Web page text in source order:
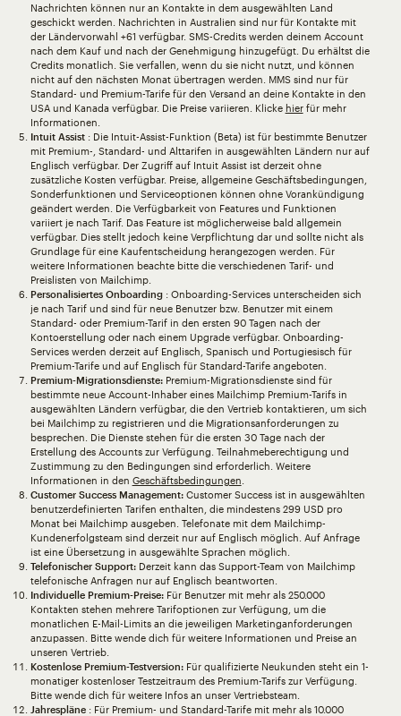
Nachrichten können nur an Kontakte in dem ausgewählten Land
geschickt werden. Nachrichten in Australien sind nur für Kontakte mit
der Ländervorwahl +61 verfügbar. SMS-Credits werden deinem Account
nach dem Kauf und nach der Genehmigung hinzugefügt. Du erhältst die
Credits monatlich. Sie verfallen, wenn du sie nicht nutzt, und können
nicht auf den nächsten Monat übertragen werden. MMS sind nur für
Standard- und Premium-Tarife für den Versand an deine Kontakte in den
USA und Kanada verfügbar. Die Preise variieren. Klicke hierfür mehr
Informationen.
Intuit Assist: Die Intuit-Assist-Funktion (Beta) ist für bestimmte Benutzer
mit Premium-, Standard- und Alttarifen in ausgewählten Ländern nur auf
Englisch verfügbar. Der Zugriff auf Intuit Assist ist derzeit ohne
zusätzliche Kosten verfügbar. Preise, allgemeine Geschäftsbedingungen,
Sonderfunktionen und Serviceoptionen können ohne Vorankündigung
geändert werden. Die Verfügbarkeit von Features und Funktionen
variiert je nach Tarif. Das Feature ist möglicherweise bald allgemein
verfügbar. Dies stellt jedoch keine Verpflichtung dar und sollte nicht als
Grundlage für eine Kaufentscheidung herangezogen werden. Für
weitere Informationen beachte bitte die verschiedenen Tarif- und
Preislisten von Mailchimp.
Personalisiertes Onboarding: Onboarding-Services unterscheiden sich
je nach Tarif und sind für neue Benutzer bzw. Benutzer mit einem
Standard- oder Premium-Tarif in den ersten 90 Tagen nach der
Kontoerstellung oder nach einem Upgrade verfügbar. Onboarding-
Services werden derzeit auf Englisch, Spanisch und Portugiesisch für
Premium-Tarife und auf Englisch für Standard-Tarife angeboten.
Premium-Migrationsdienste:Premium-Migrationsdienste sind für
bestimmte neue Account-Inhaber eines Mailchimp Premium-Tarifs in
ausgewählten Ländern verfügbar, die den Vertrieb kontaktieren, um sich
bei Mailchimp zu registrieren und die Migrationsanforderungen zu
besprechen. Die Dienste stehen für die ersten 30 Tage nach der
Erstellung des Accounts zur Verfügung. Teilnahmeberechtigung und
Zustimmung zu den Bedingungen sind erforderlich. Weitere
Informationen in den Geschäftsbedingungen
Customer Success Management:Customer Success ist in ausgewählten
benutzerdefinierten Tarifen enthalten, die mindestens 299 USD pro
Monat bei Mailchimp ausgeben. Telefonate mit dem Mailchimp-
Kundenerfolgsteam sind derzeit nur auf Englisch möglich. Auf Anfrage
ist eine Übersetzung in ausgewählte Sprachen möglich.
Telefonischer Support:Derzeit kann das Support-Team von Mailchimp
telefonische Anfragen nur auf Englisch beantworten.
Individuelle Premium-Preise:Für Benutzer mit mehr als 250.000
Kontakten stehen mehrere Tarifoptionen zur Verfügung, um die
monatlichen E-Mail-Limits an die jeweiligen Marketinganforderungen
anzupassen. Bitte wende dich für weitere Informationen und Preise an
unseren Vertrieb.
Kostenlose Premium-Testversion:Für qualifizierte Neukunden steht ein 1-
monatiger kostenloser Testzeitraum des Premium-Tarifs zur Verfügung.
Bitte wende dich für weitere Infos an unser Vertriebsteam.
Jahrespläne: Für Premium- und Standard-Tarife mit mehr als 10.000